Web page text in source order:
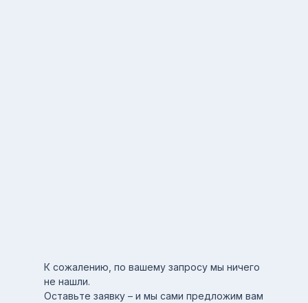
К сожалению, по вашему запросу мы ничего
не нашли.
Оставьте заявку – и мы сами предложим вам